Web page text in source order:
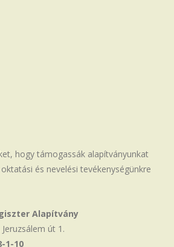
hogy támogassák alapítványunkat
és nevelési tevékenységünkre
Alapítvány
út 1.
1-10